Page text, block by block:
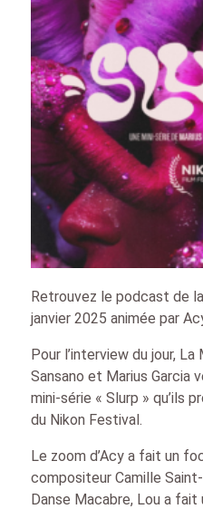
Retrouvez le podcast de
janvier 2025 animée par
Pour l’interview du jour,
Sansano et Marius Garcia
mini-série « Slurp » qu’ils
du Nikon Festival.
Le zoom d’Acy a fait un
compositeur Camille
Danse Macabre, Lou a fait